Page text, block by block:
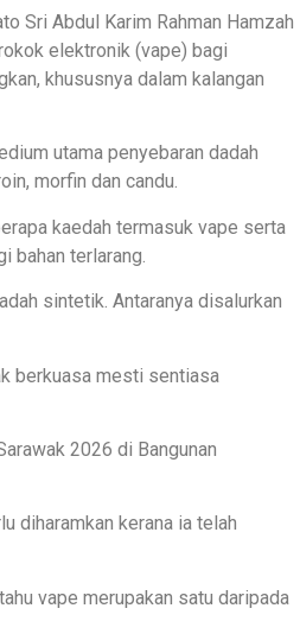
Sri Abdul Karim Rahman Hamzah
elektronik (vape) bagi
khususnya dalam kalangan
utama penyebaran dadah
morfin dan candu.
kaedah termasuk vape serta
bahan terlarang.
sintetik. Antaranya disalurkan
berkuasa mesti sentiasa
2026 di Bangunan
diharamkan kerana ia telah
vape merupakan satu daripada